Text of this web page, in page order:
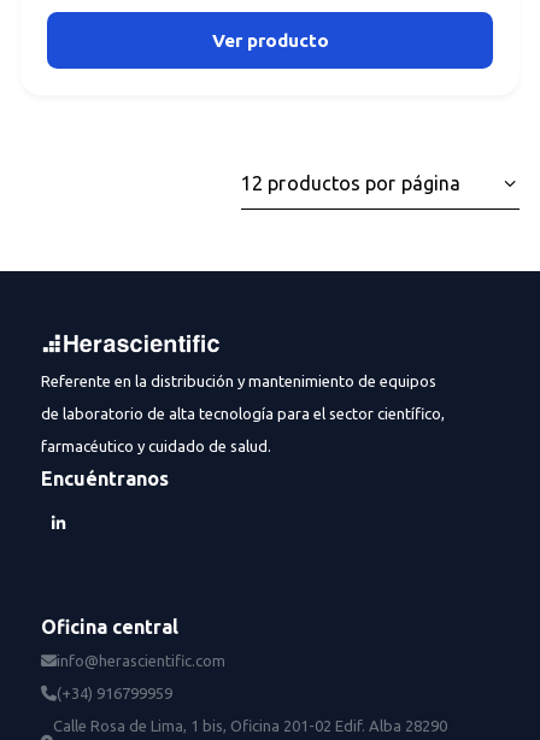
Ver producto
Referente en la distribución y mantenimiento de equipos
de laboratorio de alta tecnología para el sector científico,
farmacéutico y cuidado de salud.
Encuéntranos
Oficina central
info@herascientific.com
(+34) 916799959
Calle Rosa de Lima, 1 bis, Oficina 201-02 Edif. Alba 28290